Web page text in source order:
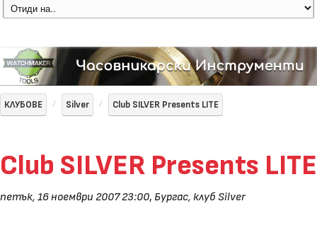
КЛУБОВЕ Silver Club SILVER Presents LITE
Club SILVER Presents LITE
петък, 16 ноември 2007 23:00, Бургас, клуб Silver